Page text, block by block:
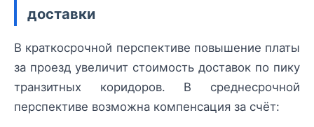
доставки
В краткосрочной перспективе повышение платы
за проезд увеличит стоимость доставок по пику
транзитных коридоров. В среднесрочной
перспективе возможна компенсация за счёт: